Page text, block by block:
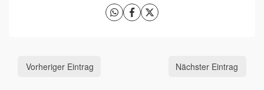
Vorheriger Eintrag Nächster Eintrag